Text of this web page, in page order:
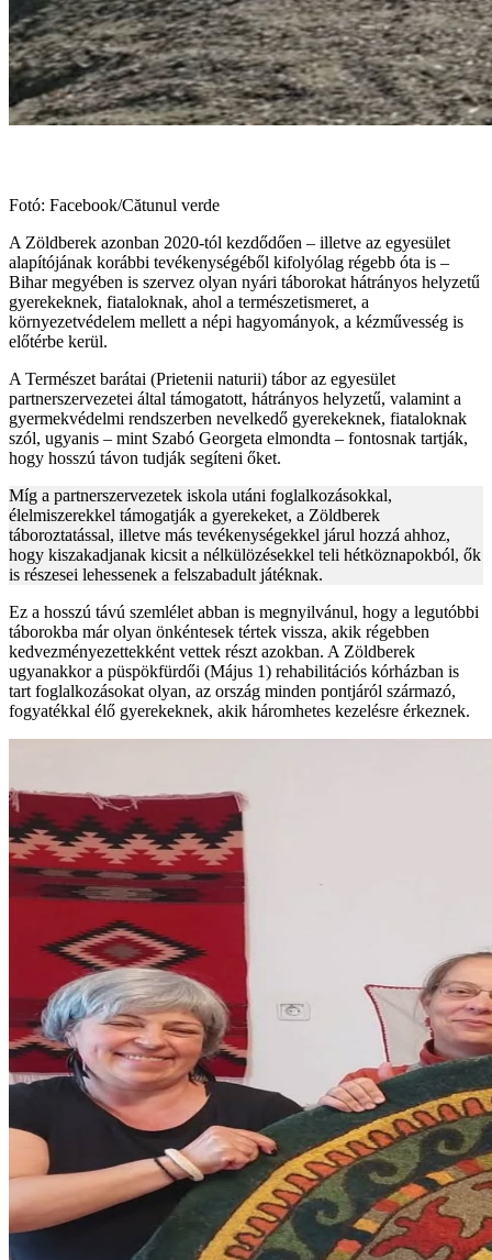
Fotó: Facebook/Cătunul verde
A Zöldberek azonban 2020-tól kezdődően – illetve az egyesület
alapítójának korábbi tevékenységéből kifolyólag régebb óta is –
Bihar megyében is szervez olyan nyári táborokat hátrányos helyzetű
gyerekeknek, fiataloknak, ahol a természetismeret, a
környezetvédelem mellett a népi hagyományok, a kézművesség is
előtérbe kerül.
A Természet barátai (Prietenii naturii) tábor az egyesület
partnerszervezetei által támogatott, hátrányos helyzetű, valamint a
gyermekvédelmi rendszerben nevelkedő gyerekeknek, fiataloknak
szól, ugyanis – mint Szabó Georgeta elmondta – fontosnak tartják,
hogy hosszú távon tudják segíteni őket.
Míg a partnerszervezetek iskola utáni foglalkozásokkal,
élelmiszerekkel támogatják a gyerekeket, a Zöldberek
táboroztatással, illetve más tevékenységekkel járul hozzá ahhoz,
hogy kiszakadjanak kicsit a nélkülözésekkel teli hétköznapokból, ők
is részesei lehessenek a felszabadult játéknak.
Ez a hosszú távú szemlélet abban is megnyilvánul, hogy a legutóbbi
táborokba már olyan önkéntesek tértek vissza, akik régebben
kedvezményezettekként vettek részt azokban. A Zöldberek
ugyanakkor a püspökfürdői (Május 1) rehabilitációs kórházban is
tart foglalkozásokat olyan, az ország minden pontjáról származó,
fogyatékkal élő gyerekeknek, akik háromhetes kezelésre érkeznek.